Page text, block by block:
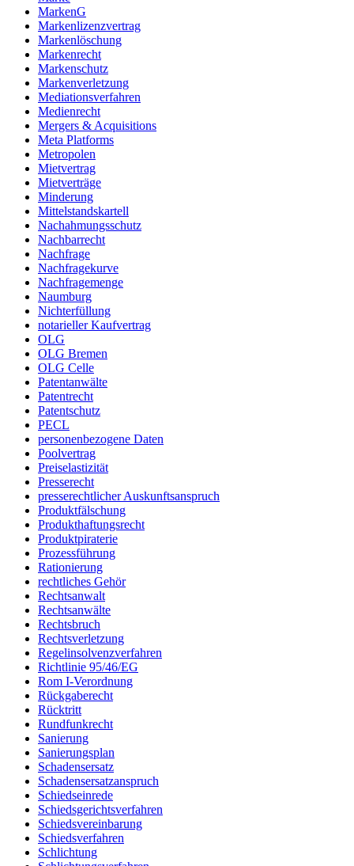
MarkenG
Markenlizenzvertrag
Markenlöschung
Markenrecht
Markenschutz
Markenverletzung
Mediationsverfahren
Medienrecht
Mergers & Acquisitions
Meta Platforms
Metropolen
Mietvertrag
Mietverträge
Minderung
Mittelstandskartell
Nachahmungsschutz
Nachbarrecht
Nachfrage
Nachfragekurve
Nachfragemenge
Naumburg
Nichterfüllung
notarieller Kaufvertrag
OLG
OLG Bremen
OLG Celle
Patentanwälte
Patentrecht
Patentschutz
PECL
personenbezogene Daten
Poolvertrag
Preiselastizität
Presserecht
presserechtlicher Auskunftsanspruch
Produktfälschung
Produkthaftungsrecht
Produktpiraterie
Prozessführung
Rationierung
rechtliches Gehör
Rechtsanwalt
Rechtsanwälte
Rechtsbruch
Rechtsverletzung
Regelinsolvenzverfahren
Richtlinie 95/46/EG
Rom I-Verordnung
Rückgaberecht
Rücktritt
Rundfunkrecht
Sanierung
Sanierungsplan
Schadensersatz
Schadensersatzanspruch
Schiedseinrede
Schiedsgerichtsverfahren
Schiedsvereinbarung
Schiedsverfahren
Schlichtung